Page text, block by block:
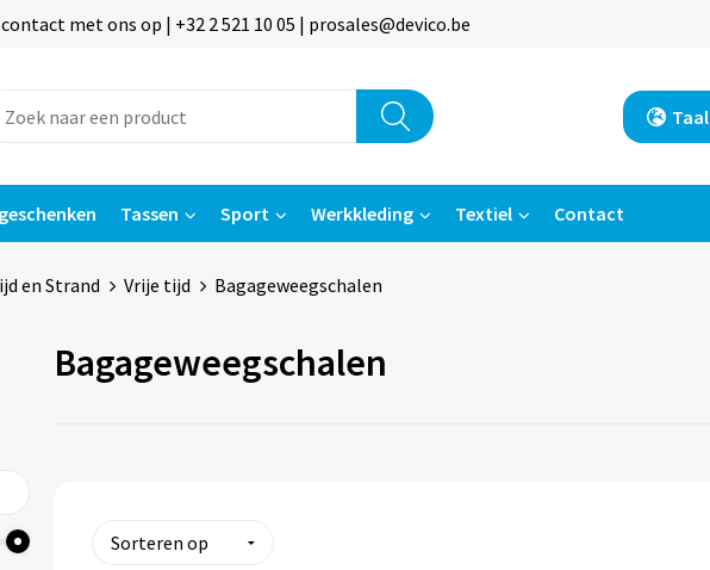
met ons op | +32 2 521 10 05 | prosales@devico.be
Taal
Tassen Sport Werkkleding Textiel Contact
en Strand Vrije tijd Bagageweegschalen
Bagageweegschalen